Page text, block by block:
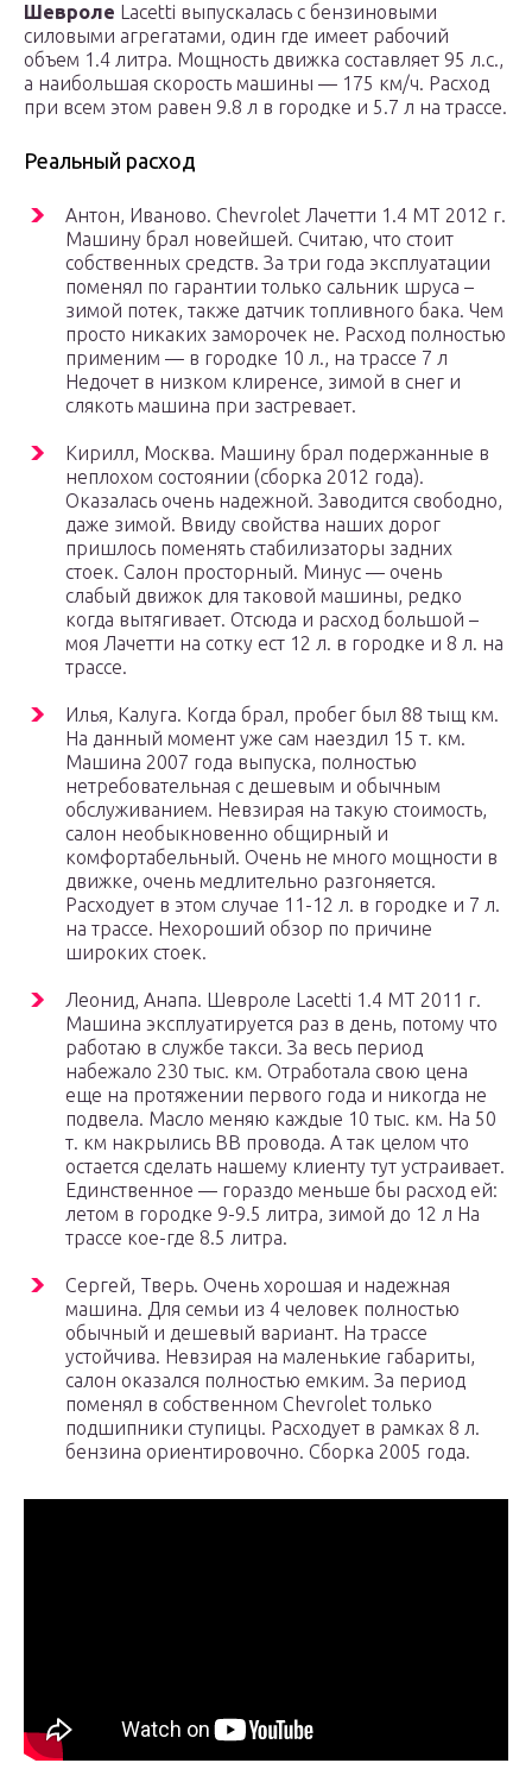
Шевроле Lacetti выпускалась с бензиновыми
силовыми агрегатами, один где имеет рабочий
объем 1.4 литра. Мощность движка составляет 95 л.с.,
а наибольшая скорость машины — 175 км/ч. Расход
при всем этом равен 9.8 л в городке и 5.7 л на трассе.
Реальный расход
Антон, Иваново. Chevrolet Лачетти 1.4 МТ 2012 г.
Машину брал новейшей. Считаю, что стоит
собственных средств. За три года эксплуатации
поменял по гарантии только сальник шруса –
зимой потек, также датчик топливного бака. Чем
просто никаких заморочек не. Расход полностью
применим — в городке 10 л., на трассе 7 л
Недочет в низком клиренсе, зимой в снег и
слякоть машина при застревает.
Кирилл, Москва. Машину брал подержанные в
неплохом состоянии (сборка 2012 года).
Оказалась очень надежной. Заводится свободно,
даже зимой. Ввиду свойства наших дорог
пришлось поменять стабилизаторы задних
стоек. Салон просторный. Минус — очень
слабый движок для таковой машины, редко
когда вытягивает. Отсюда и расход большой –
моя Лачетти на сотку ест 12 л. в городке и 8 л. на
трассе.
Илья, Калуга. Когда брал, пробег был 88 тыщ км.
На данный момент уже сам наездил 15 т. км.
Машина 2007 года выпуска, полностью
нетребовательная с дешевым и обычным
обслуживанием. Невзирая на такую стоимость,
салон необыкновенно общирный и
комфортабельный. Очень не много мощности в
движке, очень медлительно разгоняется.
Расходует в этом случае 11-12 л. в городке и 7 л.
на трассе. Нехороший обзор по причине
широких стоек.
Леонид, Анапа. Шевроле Lacetti 1.4 МТ 2011 г.
Машина эксплуатируется раз в день, потому что
работаю в службе такси. За весь период
набежало 230 тыс. км. Отработала свою цена
еще на протяжении первого года и никогда не
подвела. Масло меняю каждые 10 тыс. км. На 50
т. км накрылись ВВ провода. А так целом что
остается сделать нашему клиенту тут устраивает.
Единственное — гораздо меньше бы расход ей:
летом в городке 9-9.5 литра, зимой до 12 л На
трассе кое-где 8.5 литра.
Сергей, Тверь. Очень хорошая и надежная
машина. Для семьи из 4 человек полностью
обычный и дешевый вариант. На трассе
устойчива. Невзирая на маленькие габариты,
салон оказался полностью емким. За период
поменял в собственном Chevrolet только
подшипники ступицы. Расходует в рамках 8 л.
бензина ориентировочно. Сборка 2005 года.